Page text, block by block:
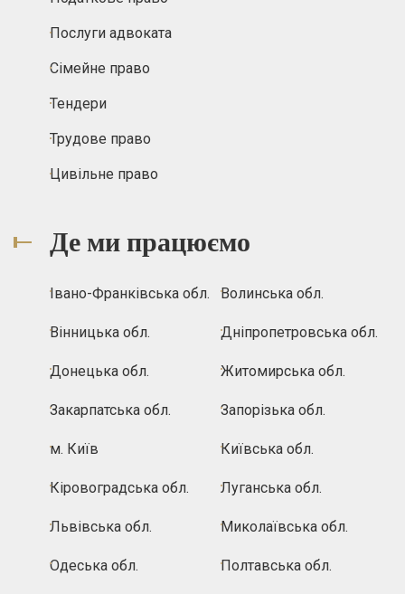
Послуги адвоката
Сімейне право
Тендери
Трудове право
Цивільне право
Де ми працюємо
Івано-Франківська обл. Волинська обл.
Вінницька обл. Дніпропетровська обл.
Донецька обл. Житомирська обл.
Закарпатська обл. Запорізька обл.
м. Київ Київська обл.
Кіровоградська обл. Луганська обл.
Львівська обл. Миколаївська обл.
Одеська обл. Полтавська обл.